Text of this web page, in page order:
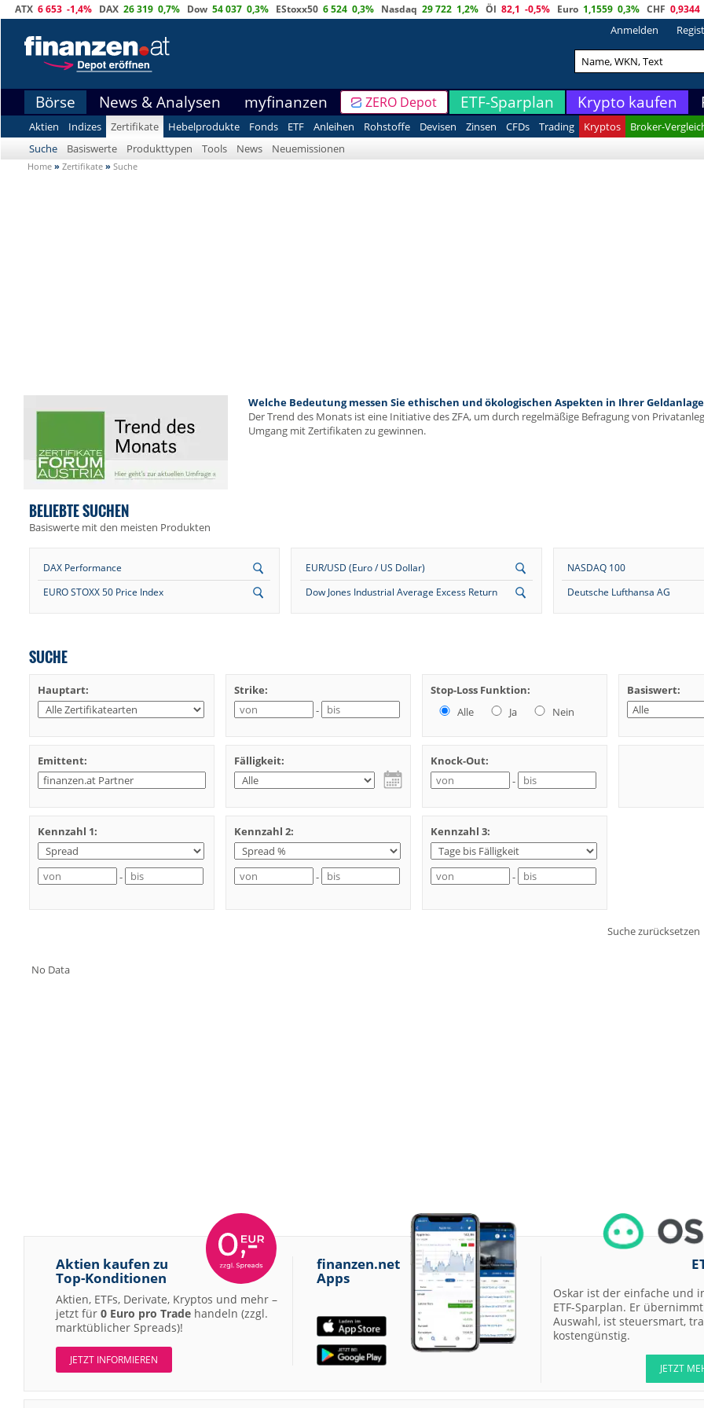
ATX 6 653 -1,4% DAX 26 319 0,7% Dow 54 037 0,3% EStoxx50 6 524 0,3% Nasdaq 29 722 1,2% Öl 82,1 -0,5% Euro 1,1559 0,3% CHF 0,9344
Anmelden
Börse News & Analysen myfinanzen ZERO Depot ETF-Sparplan Krypto kaufen
Aktien Indizes Zertifikate Hebelprodukte Fonds ETF Anleihen Rohstoffe Devisen Zinsen CFDs Trading Kryptos Broker-
Suche
Basiswerte Produkttypen Tools News Neuemissionen
Home » Zertifikate » Suche
Welche Bedeutung messen Sie ethischen und ökologischen Aspekten in Ihrer Geldanlage
Der Trend des Monats ist eine Initiative des ZFA, um durch regelmäßige Befragung von
Umgang mit Zertifikaten zu gewinnen.
BELIEBTE SUCHEN
Basiswerte mit den meisten Produkten
DAX Performance
EURO STOXX 50 Price Index
EUR/USD (Euro / US Dollar)
Dow Jones Industrial Average Excess Return
NASDAQ 100
Deutsche Lufthansa AG
SUCHE
Hauptart:
Strike:
-
Stop-Loss Funktion:
Alle
Ja Nein
Basiswert:
Emittent: Fälligkeit:
Knock-Out:
-
Kennzahl 1:
-
Kennzahl 2:
-
Kennzahl 3:
-
Suche zurücksetzen
No Data
Aktien kaufen zu
Top-Konditionen
Aktien, ETFs, Derivate, Kryptos und mehr –
jetzt für 0 Euro pro Trade handeln (zzgl.
marktüblicher Spreads)!
JETZT INFORMIEREN
finanzen.net
Apps
Oskar ist der einfache und
ETF-Sparplan. Er übernimmt
Auswahl, ist steuersmart,
kostengünstig.
JETZT